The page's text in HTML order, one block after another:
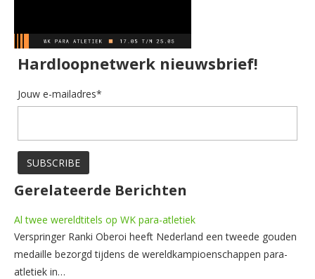
Hardloopnetwerk nieuwsbrief!
Jouw e-mailadres*
Gerelateerde Berichten
Al twee wereldtitels op WK para-atletiek
Verspringer Ranki Oberoi heeft Nederland een tweede gouden
medaille bezorgd tijdens de wereldkampioenschappen para-
atletiek in…